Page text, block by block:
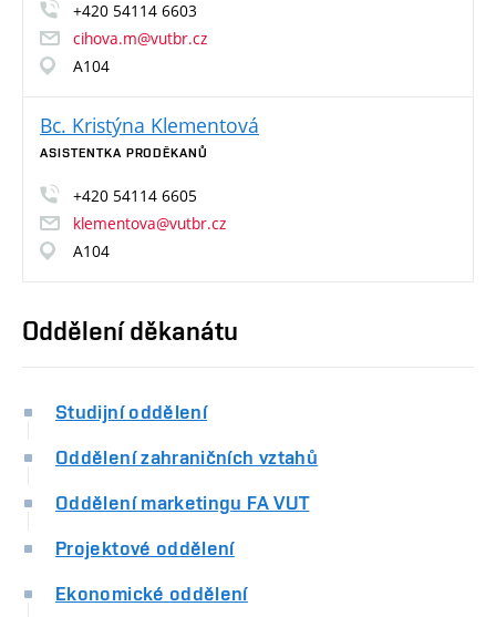
+420 54114 6603
cihova.m@vutbr.cz
A104
Bc. Kristýna Klementová
ASISTENTKA PRODĚKANŮ
+420 54114 6605
klementova@vutbr.cz
A104
Oddělení děkanátu
Studijní oddělení
Oddělení zahraničních vztahů
Oddělení marketingu FA VUT
Projektové oddělení
Ekonomické oddělení